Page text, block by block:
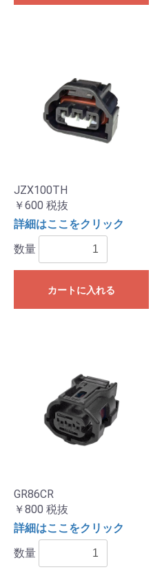
JZX100TH
￥600 税抜
詳細はここをクリック
数量
カートに入れる
GR86CR
￥800 税抜
詳細はここをクリック
数量